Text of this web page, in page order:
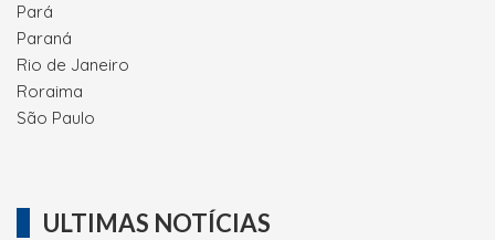
Pará
Paraná
Rio de Janeiro
Roraima
São Paulo
ULTIMAS NOTÍCIAS